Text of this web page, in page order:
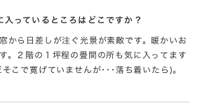
入っているところはどこですか？
から日差しが注ぐ光景が素敵です。暖かいお
。２階の１坪程の畳間の所も気に入ってます
こで寛げていませんが･･･落ち着いたら)。